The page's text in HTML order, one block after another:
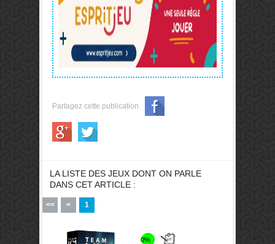
Partagez cette publication
LA LISTE DES JEUX DONT ON PARLE
DANS CET ARTICLE :
<< < 1
0%